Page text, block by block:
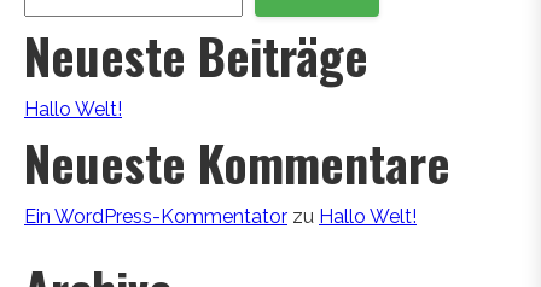
Neueste Beiträge
Hallo Welt!
Neueste Kommentare
Ein WordPress-Kommentator zu Hallo Welt!